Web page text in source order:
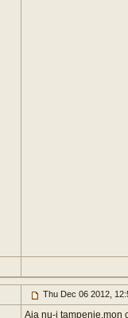
Thu Dec 06 2012,
Aia nu-i tampenie,mon